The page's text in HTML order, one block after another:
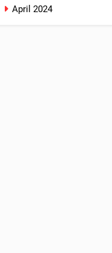
April 2024